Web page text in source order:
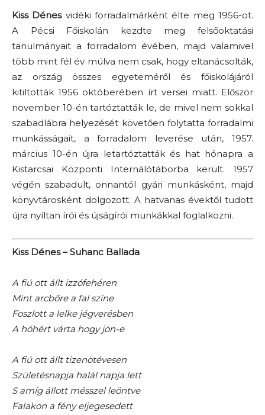
Kiss Dénesvidéki forradalmárként élte meg 1956-ot.
A Pécsi Főiskolán kezdte meg felsőoktatási
tanulmányait a forradalom évében, majd valamivel
több mint fél év múlva nem csak, hogy eltanácsolták,
az ország összes egyeteméről és főiskolájáról
kitiltották 1956 októberében írt versei miatt. Először
november 10-én tartóztatták le, de mivel nem sokkal
szabadlábra helyezését követően folytatta forradalmi
munkásságait, a forradalom leverése után, 1957.
március 10-én újra letartóztatták és hat hónapra a
Kistarcsai Központi Internálótáborba került. 1957
végén szabadult, onnantól gyári munkásként, majd
könyvtárosként dolgozott. A hatvanas évektől tudott
újra nyíltan írói és újságírói munkákkal foglalkozni.
Kiss Dénes – Suhanc Ballada
A fiú ott állt izzófehéren
Mint arcbőre a fal színe
Foszlott a lelke jégverésben
A hóhért várta hogy jön-e
A fiú ott állt tizenötévesen
Születésnapja halál napja lett
S amíg állott mésszel leöntve
Falakon a fény eljegesedett